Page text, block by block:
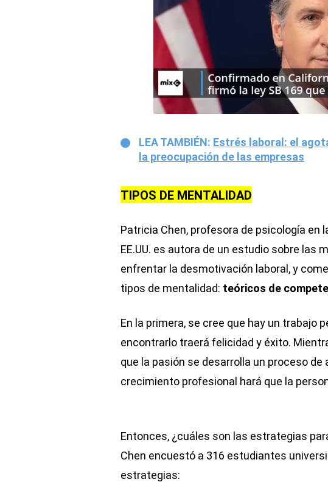
LEA TAMBIÉN: Estrés laboral: el
la preocupación de las empresas
TIPOS DE MENTALIDAD
Patricia Chen, profesora de psicología en
EE.UU. es autora de un estudio sobre las
enfrentar la desmotivación laboral, y
tipos de mentalidad: teóricos de
En la primera, se cree que hay un trabajo
encontrarlo traerá felicidad y éxito.
que la pasión se desarrolla un proceso de
crecimiento profesional hará que la
Entonces, ¿cuáles son las estrategias
Chen encuestó a 316 estudiantes
estrategias: